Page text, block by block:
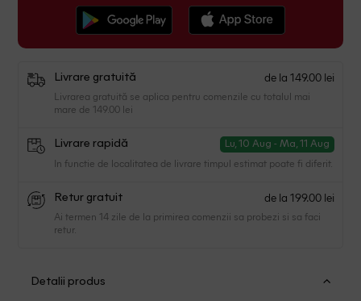
Livrare gratuită de la 149.00 lei
Livrarea gratuită se aplica pentru comenzile cu totalul mai
mare de 149.00 lei
Livrare rapidă Lu, 10 Aug - Ma, 11 Aug
In functie de localitatea de livrare timpul estimat poate fi diferit.
Retur gratuit de la 199.00 lei
Ai termen 14 zile de la primirea comenzii sa probezi si sa faci
retur.
Detalii produs